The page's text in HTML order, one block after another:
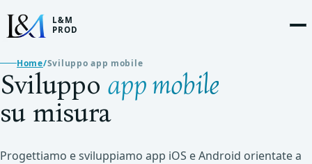
L&M
PROD
Home/Sviluppo app mobile
Sviluppo app mobile
su misura
Progettiamo e sviluppiamo app iOS e Android orientate a